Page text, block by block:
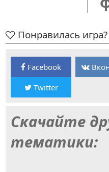
Понравилась
Facebook
Twitter
Скачайте
тематики: